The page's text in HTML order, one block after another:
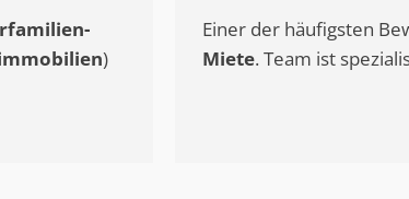
)
Einer der häufigsten
Miete. Team ist